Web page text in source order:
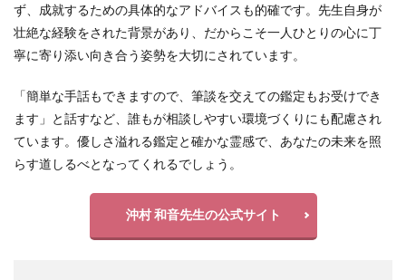
ず、成就するための具体的なアドバイスも的確です。先生自身が
壮絶な経験をされた背景があり、だからこそ一人ひとりの心に丁
寧に寄り添い向き合う姿勢を大切にされています。
「簡単な手話もできますので、筆談を交えての鑑定もお受けでき
ます」と話すなど、誰もが相談しやすい環境づくりにも配慮され
ています。優しさ溢れる鑑定と確かな霊感で、あなたの未来を照
らす道しるべとなってくれるでしょう。
沖村 和音先生の公式サイト